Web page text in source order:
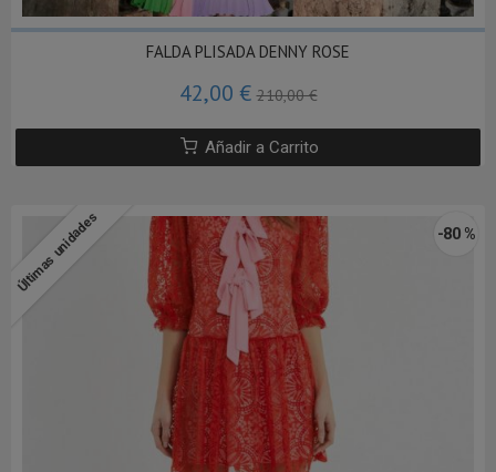
FALDA PLISADA DENNY ROSE
42,00 €210,00 €
Añadir a Carrito
Últimas unidades -80 %